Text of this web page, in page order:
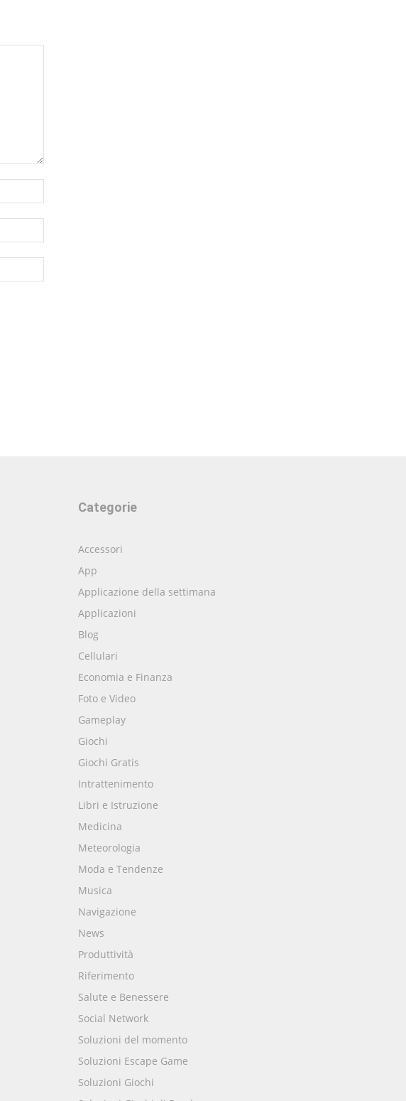
Categorie
Accessori
App
Applicazione della settimana
Applicazioni
Blog
Cellulari
Economia e Finanza
Foto e Video
Gameplay
Giochi
Giochi Gratis
Intrattenimento
Libri e Istruzione
Medicina
Meteorologia
Moda e Tendenze
Musica
Navigazione
News
Produttività
Riferimento
Salute e Benessere
Social Network
Soluzioni del momento
Soluzioni Escape Game
Soluzioni Giochi